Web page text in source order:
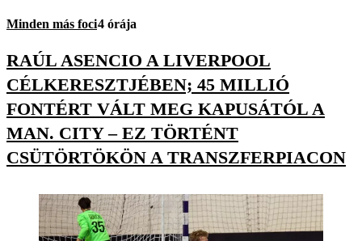
Minden más foci4 órája
RAÚL ASENCIO A LIVERPOOL
CÉLKERESZTJÉBEN; 45 MILLIÓ
FONTÉRT VÁLT MEG KAPUSÁTÓL A
MAN. CITY – EZ TÖRTÉNT
CSÜTÖRTÖKÖN A TRANSZFERPIACON